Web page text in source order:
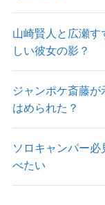
山崎賢人と広瀬
しい彼女の影？
ジャンポケ斎藤
はめられた？
ソロキャンパー
べたい